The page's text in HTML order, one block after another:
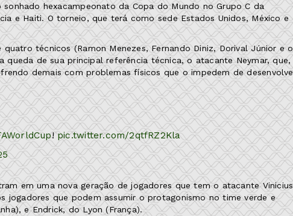
hexacampeonato da Copa do Mundo no Grupo C da
e Haiti. O torneio, que terá como sede Estados Unidos, México e
técnicos (Ramon Menezes, Fernando Diniz, Dorival Júnior e o
de sua principal referência técnica, o atacante Neymar, que,
demais com problemas físicos que o impedem de
!pic.twitter.com/2qtfRZ2Kla
em uma nova geração de jogadores que tem o atacante Vinicius
jogadores que podem assumir o protagonismo no time verde e
e Endrick, do Lyon (França).